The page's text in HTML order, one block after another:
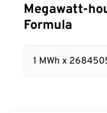
Megawatt-
Formula
1 MWh x